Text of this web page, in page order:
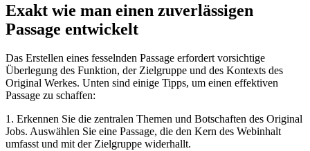
Exakt wie man einen zuverlässigen
Passage entwickelt
Das Erstellen eines fesselnden Passage erfordert vorsichtige
Überlegung des Funktion, der Zielgruppe und des Kontexts des
Original Werkes. Unten sind einige Tipps, um einen effektiven
Passage zu schaffen:
1. Erkennen Sie die zentralen Themen und Botschaften des Original
Jobs. Auswählen Sie eine Passage, die den Kern des Webinhalt
umfasst und mit der Zielgruppe widerhallt.